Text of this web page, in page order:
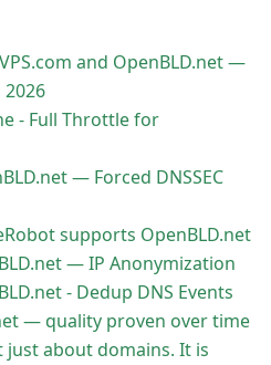
and OpenBLD.net —
2026
- Full Throttle for
— Forced DNSSEC
supports OpenBLD.net
— IP Anonymization
- Dedup DNS Events
— quality proven over time
just about domains. It is